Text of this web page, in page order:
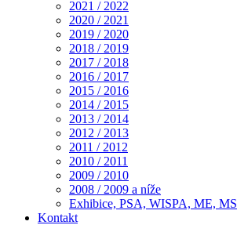
2021 / 2022
2020 / 2021
2019 / 2020
2018 / 2019
2017 / 2018
2016 / 2017
2015 / 2016
2014 / 2015
2013 / 2014
2012 / 2013
2011 / 2012
2010 / 2011
2009 / 2010
2008 / 2009 a níže
Exhibice, PSA, WISPA, ME, MS
Kontakt